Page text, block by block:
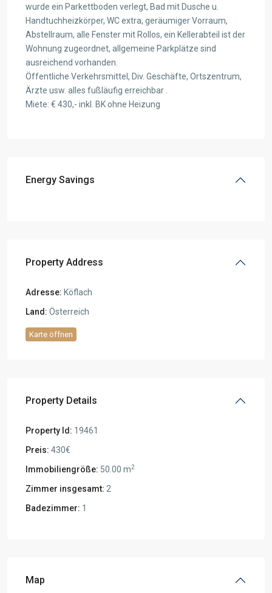
wurde ein Parkettboden verlegt, Bad mit Dusche u.
Handtuchheizkörper, WC extra, geräumiger Vorraum,
Abstellraum, alle Fenster mit Rollos, ein Kellerabteil ist der
Wohnung zugeordnet, allgemeine Parkplätze sind
ausreichend vorhanden.
Öffentliche Verkehrsmittel, Div. Geschäfte, Ortszentrum,
Ärzte usw. alles fußläufig erreichbar .
Miete: € 430,- inkl. BK ohne Heizung
Energy Savings
Property Address
Adresse: Köflach
Land: Österreich
Karte öffnen
Property Details
Property Id: 19461
Preis: 430€
Immobiliengröße: 50.00 m2
Zimmer insgesamt: 2
Badezimmer: 1
Map